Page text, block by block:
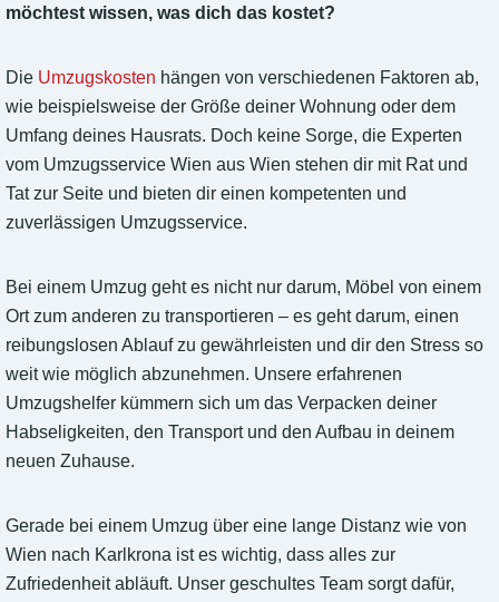
möchtest wissen, was dich das kostet?
Die Umzugskosten hängen von verschiedenen Faktoren ab,
wie beispielsweise der Größe deiner Wohnung oder dem
Umfang deines Hausrats. Doch keine Sorge, die Experten
vom Umzugsservice Wien aus Wien stehen dir mit Rat und
Tat zur Seite und bieten dir einen kompetenten und
zuverlässigen Umzugsservice.
Bei einem Umzug geht es nicht nur darum, Möbel von einem
Ort zum anderen zu transportieren – es geht darum, einen
reibungslosen Ablauf zu gewährleisten und dir den Stress so
weit wie möglich abzunehmen. Unsere erfahrenen
Umzugshelfer kümmern sich um das Verpacken deiner
Habseligkeiten, den Transport und den Aufbau in deinem
neuen Zuhause.
Gerade bei einem Umzug über eine lange Distanz wie von
Wien nach Karlkrona ist es wichtig, dass alles zur
Zufriedenheit abläuft. Unser geschultes Team sorgt dafür,